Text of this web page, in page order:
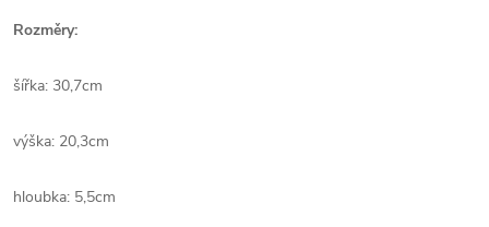
Rozměry:
šířka: 30,7cm
výška: 20,3cm
hloubka: 5,5cm